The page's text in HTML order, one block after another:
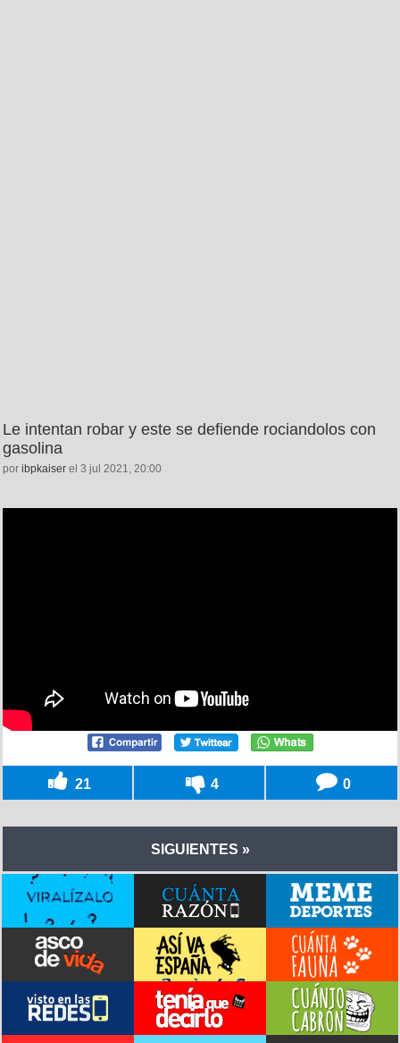
Le intentan robar y este se defiende rociandolos con
gasolina
por ibpkaiser el 3 jul 2021, 20:00
21 4 0
SIGUIENTES »